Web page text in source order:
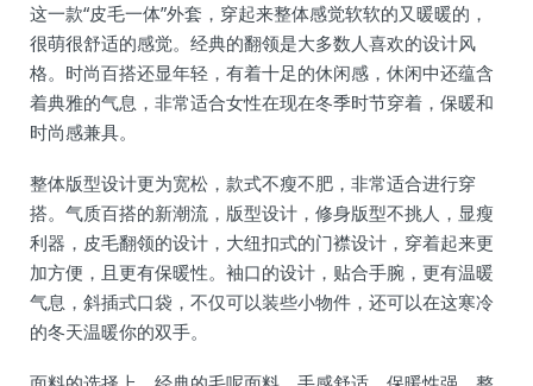
这一款“皮毛一体”外套，穿起来整体感觉软软的又暖暖的，
很萌很舒适的感觉。经典的翻领是大多数人喜欢的设计风
格。时尚百搭还显年轻，有着十足的休闲感，休闲中还蕴含
着典雅的气息，非常适合女性在现在冬季时节穿着，保暖和
时尚感兼具。
整体版型设计更为宽松，款式不瘦不肥，非常适合进行穿
搭。气质百搭的新潮流，版型设计，修身版型不挑人，显瘦
利器，皮毛翻领的设计，大纽扣式的门襟设计，穿着起来更
加方便，且更有保暖性。袖口的设计，贴合手腕，更有温暖
气息，斜插式口袋，不仅可以装些小物件，还可以在这寒冷
的冬天温暖你的双手。